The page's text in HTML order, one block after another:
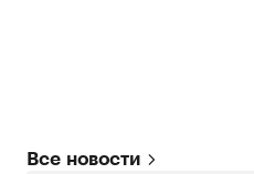
Все новости